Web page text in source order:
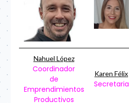
Nahuel López
Coordinador
de
Emprendimientos
Productivos
Karen Félix
Secretaria